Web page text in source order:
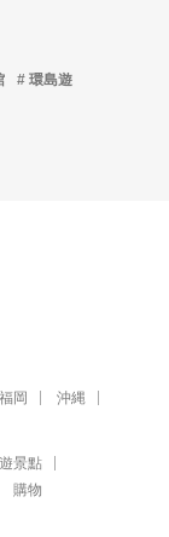
環島遊
福岡 沖縄
景點
購物